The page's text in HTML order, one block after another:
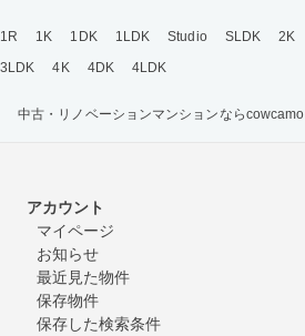
1R 1K 1DK 1LDK Studio SLDK 2K
3LDK
4K 4DK 4LDK
中古・リノベーションマンションならcowcamo
アカウント
マイページ
お知らせ
最近見た物件
保存物件
保存した検索条件